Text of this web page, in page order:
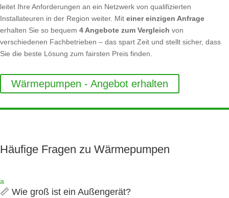
leitet Ihre Anforderungen an ein Netzwerk von qualifizierten
Installateuren in der Region weiter. Mit einer einzigen Anfrage
erhalten Sie so bequem 4 Angebote zum Vergleich von
verschiedenen Fachbetrieben – das spart Zeit und stellt sicher, dass
Sie die beste Lösung zum fairsten Preis finden.
Wärmepumpen - Angebot erhalten
Häufige Fragen zu Wärmepumpen
a
📏 Wie groß ist ein Außengerät?